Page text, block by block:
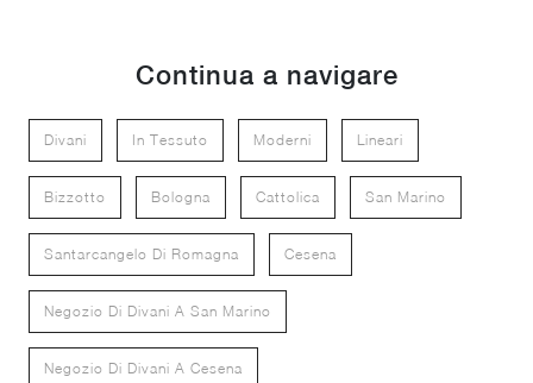
Continua a navigare
Divani In Tessuto Moderni Lineari
Bizzotto Bologna Cattolica San Marino
Santarcangelo Di Romagna Cesena
Negozio Di Divani A San Marino
Negozio Di Divani A Cesena